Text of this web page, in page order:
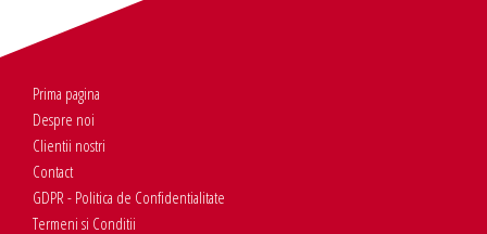
Prima pagina
Despre noi
Clientii nostri
Contact
GDPR - Politica de Confidentialitate
Termeni si Conditii